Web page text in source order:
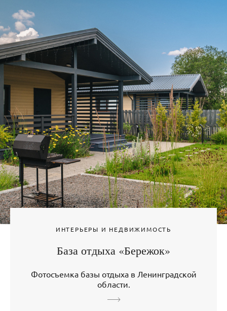
ИНТЕРЬЕРЫ И НЕДВИЖИМОСТЬ
База отдыха «Бережок»
Фотосъемка базы отдыха в Ленинградской
области.